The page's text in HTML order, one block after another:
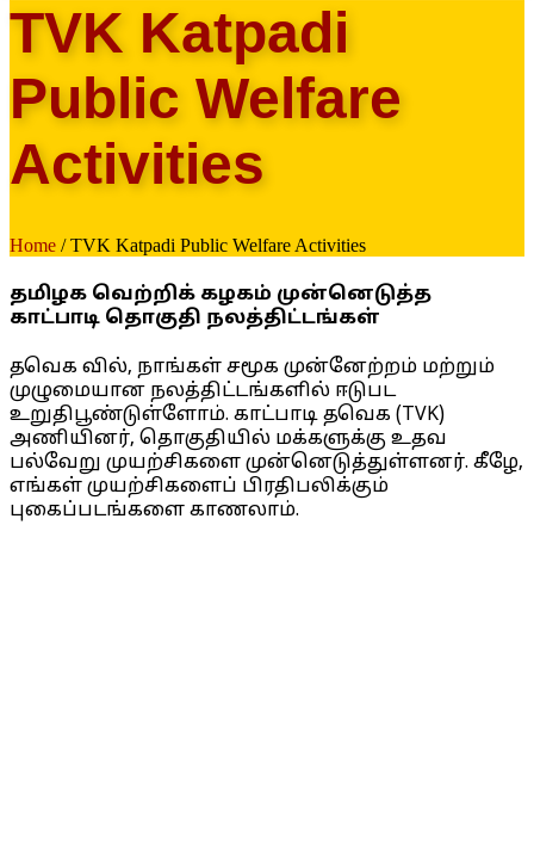
TVK Katpadi
Public Welfare
Activities
Home / TVK Katpadi Public Welfare Activities
தமிழக வெற்றிக் கழகம் முன்னெடுத்த
காட்பாடி தொகுதி நலத்திட்டங்கள்
தவெக வில், நாங்கள் சமூக முன்னேற்றம் மற்றும்
முழுமையான நலத்திட்டங்களில் ஈடுபட
உறுதிபூண்டுள்ளோம். காட்பாடி தவெக (TVK)
அணியினர், தொகுதியில் மக்களுக்கு உதவ
பல்வேறு முயற்சிகளை முன்னெடுத்துள்ளனர். கீழே,
எங்கள் முயற்சிகளைப் பிரதிபலிக்கும்
புகைப்படங்களை காணலாம்.